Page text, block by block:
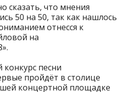
сказать, что мнения
50 на 50, так как нашлось
отнесся к
на
песни
пройдёт в столице
концертной площадке